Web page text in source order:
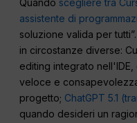
Quando scegliere tra
assistente di
soluzione valida per
in circostanze diverse:
editing integrato
veloce e
progetto; ChatGPT 5.1
quando desideri un